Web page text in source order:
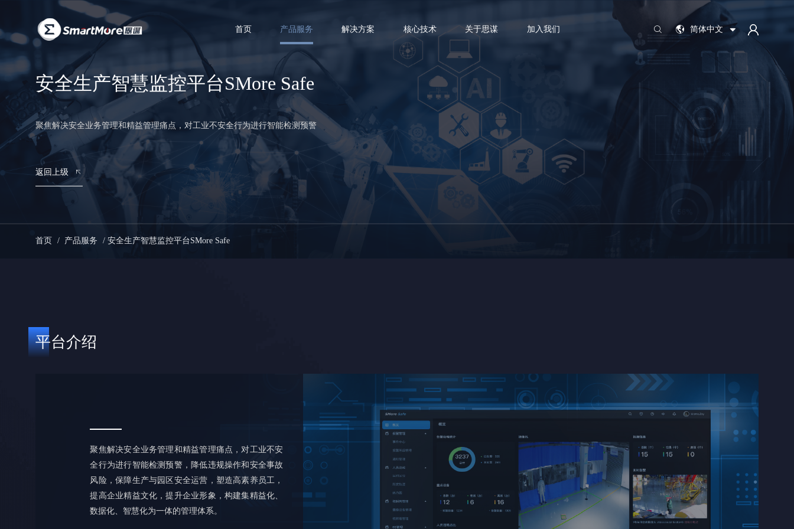
首页 产品服务 解决方案 核心技术 关于思谋 加入我们 简体中文
EN
安全生产智慧监控平台SMore Safe
聚焦解决安全业务管理和精益管理痛点，对工业不安全行为进行智能检测预警
返回上级
首页 / 产品服务 / 安全生产智慧监控平台SMore Safe
平台介绍
聚焦解决安全业务管理和精益管理痛点，对工业不安
全行为进行智能检测预警，降低违规操作和安全事故
风险，保障生产与园区安全运营，塑造高素养员工，
提高企业精益文化，提升企业形象，构建集精益化、
数据化、智慧化为一体的管理体系。